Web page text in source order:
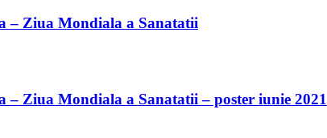
– Ziua Mondiala a Sanatatii
– Ziua Mondiala a Sanatatii – poster iunie 2021